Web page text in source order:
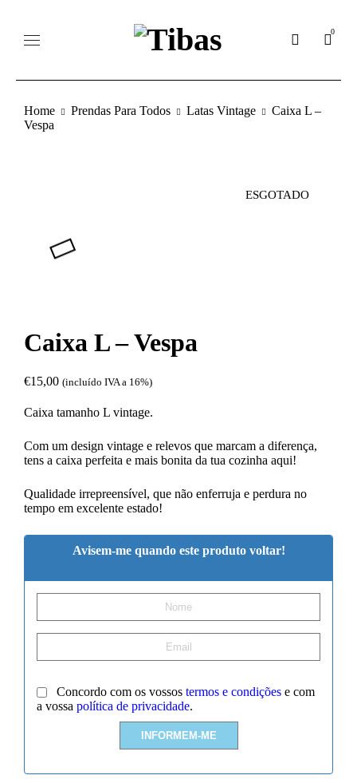
0
Home Prendas Para Todos Latas Vintage
Caixa L –
Vespa
ESGOTADO
Caixa L – Vespa
€15,00 (incluído IVA a 16%)
Caixa tamanho L vintage.
Com um design vintage e relevos que marcam a diferença,
tens a caixa perfeita e mais bonita da tua cozinha aqui!
Qualidade irrepreensível, que não enferruja e perdura no
tempo em excelente estado!
Avisem-me quando este produto voltar!
Concordo com os vossos termos e condições e com
a vossa política de privacidade.